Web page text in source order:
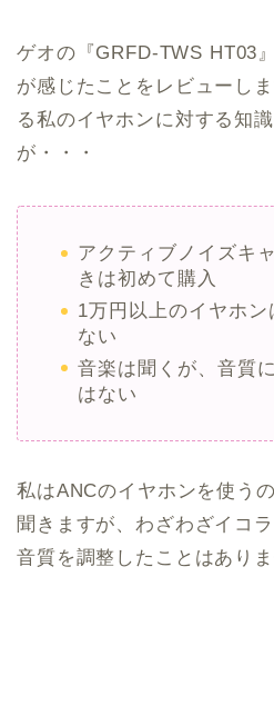
ゲオの『GRFD-TWS HT03
が感じたことをレビューし
る私のイヤホンに対する知
が・・・
アクティブノイズキ
きは初めて購入
1万円以上のイヤホ
ない
音楽は聞くが、音質
はない
私はANCのイヤホンを使う
聞きますが、わざわざイコ
音質を調整したことはありま